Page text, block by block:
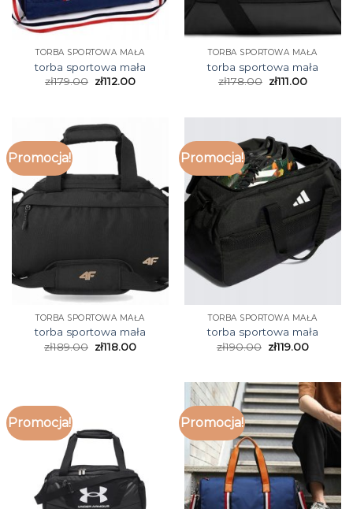
TORBA SPORTOWA MAŁA
torba sportowa mała
zł179.00 zł112.00
TORBA SPORTOWA MAŁA
torba sportowa mała
zł178.00 zł111.00
Promocja!
TORBA SPORTOWA MAŁA
torba sportowa mała
zł189.00 zł118.00
Promocja!
TORBA SPORTOWA MAŁA
torba sportowa mała
zł190.00 zł119.00
Promocja! Promocja!